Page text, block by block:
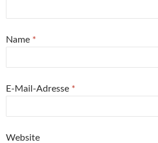
Name *
E-Mail-Adresse *
Website